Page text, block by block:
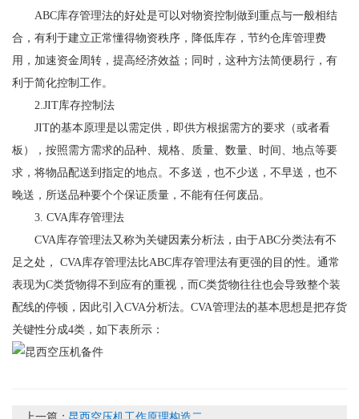
ABC库存管理法的好处是可以对物资控制做到重点与一般相结
合，有利于建立正常懂得物资秩序，降低库存，节约仓库管理费
用，加速资金周转，提高经济效益；同时，这种方法简便易行，有
利于简化控制工作。
2.JIT库存控制法
JIT的基本原理是以需定供，即供方根据需方的要求（或者看
板），按照需方需求的品种、规格、质量、数量、时间、地点等要
求，将物品配送到指定的地点。不多送，也不少送，不早送，也不
晚送，所送品种要个个保证质量，不能有任何废品。
3. CVA库存管理法
CVA库存管理法又称为关键因素分析法，由于ABC分类法有不
足之处， CVA库存管理法比ABC库存管理法有更强的目的性。通常
表现为C类货物得不到应有的重视，而C类货物往往也会导致整个装
配线的停顿，因此引入CVA分析法。CVA管理法的基本思想是把存货
关键性分成4类，如下表所示：